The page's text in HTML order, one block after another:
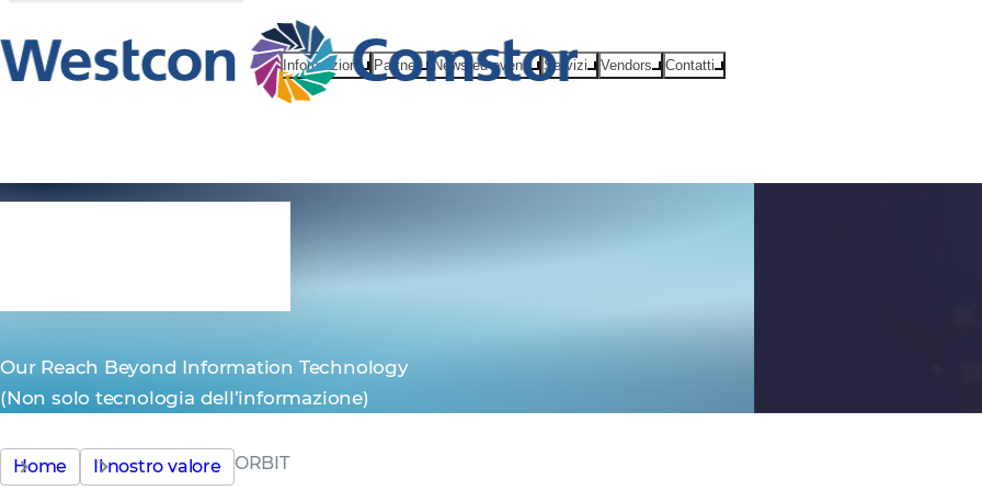
Informazioni Partner News ed eventi Servizi Vendors Contatti
Our Reach Beyond Information Technology
(Non solo tecnologia dell’informazione)
Home Il nostro valore ORBIT